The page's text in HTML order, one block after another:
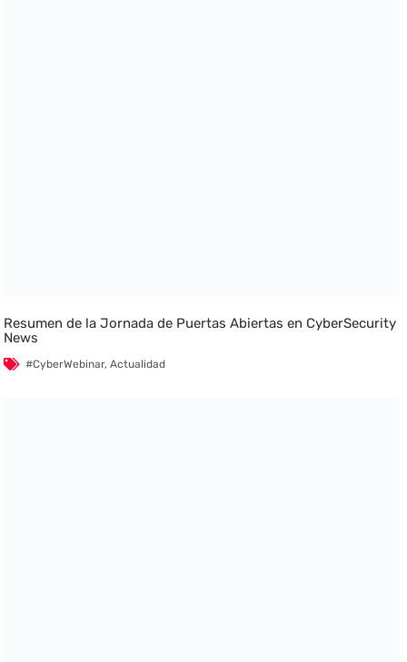
Resumen de la Jornada de Puertas Abiertas en CyberSecurity
News
#CyberWebinar,Actualidad